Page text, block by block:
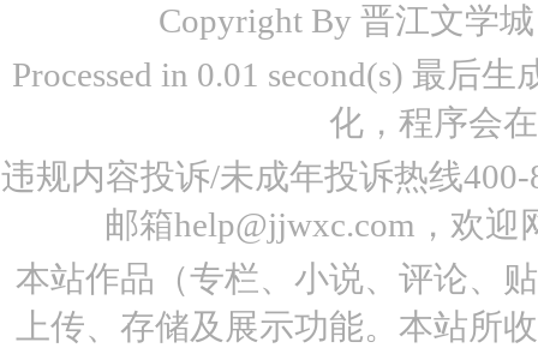
Copyright By 晋江文学
Processed in 0.01 second(s) 最后
化，程序会
违规内容投诉/未成年投诉热线
邮箱help@jjwxc.com，欢
本站作品（专栏、小说、评论、
上传、存储及展示功能。本站所